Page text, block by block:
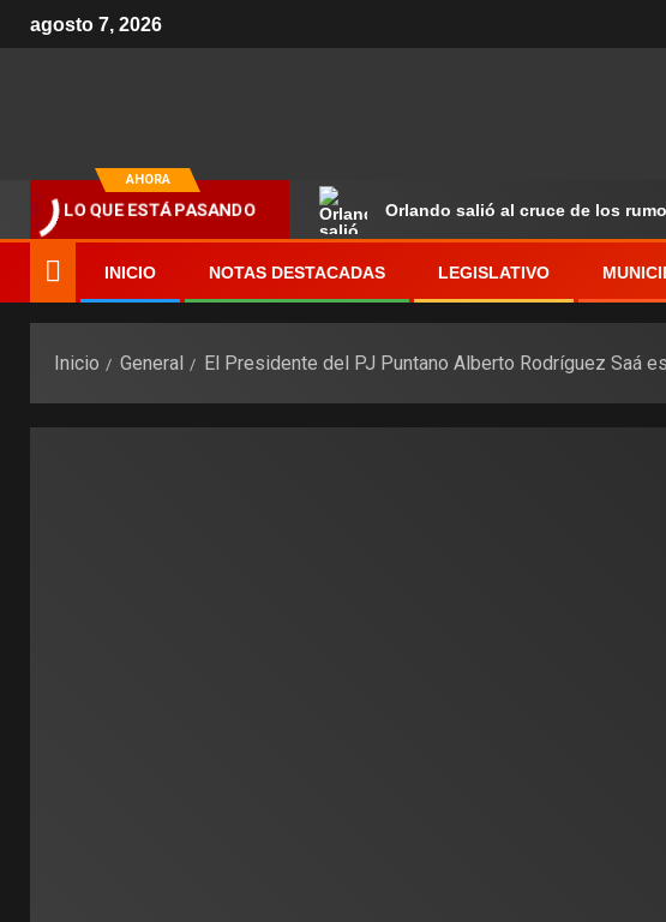
agosto 7, 2026
AHORA
LO QUE ESTÁ PASANDO Orlando salió al cruce de los
INICIO NOTAS DESTACADAS LEGISLATIVO
Inicio General El Presidente del PJ Puntano Alberto Rodríguez Saá